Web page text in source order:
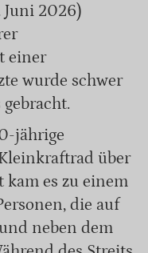
Juni 2026)
einer
wurde schwer
jährige
über
kam es zu einem
die auf
neben dem